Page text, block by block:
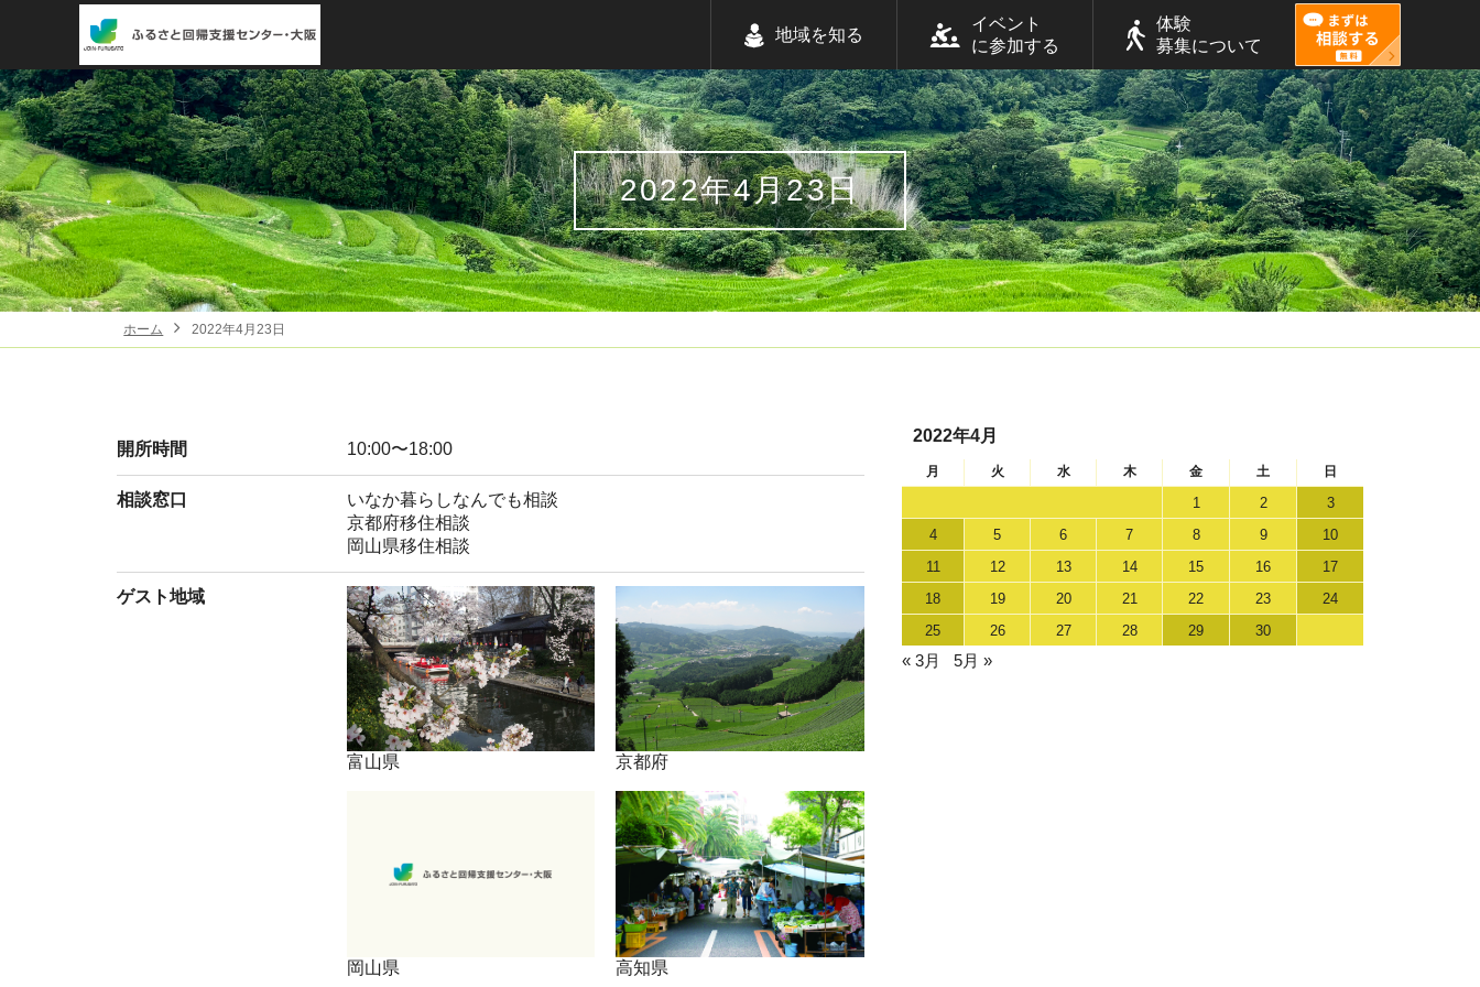
地域を知る
イベント
に参加する
体験
募集について
2022年4月23日
ホーム 2022年4月23日
開所時間 10:00〜18:00
相談窓口
いなか暮らしなんでも相談
京都府移住相談
岡山県移住相談
ゲスト地域
富山県 京都府
岡山県 高知県
2022年4月
月 火 水 木 金 土 日
1 2
3
4
5 6 7 8 9
10
11
12 13 14 15 16
17
18
19 20 21 22 23
24
25
26 27 28 29 30
« 3月 5月 »